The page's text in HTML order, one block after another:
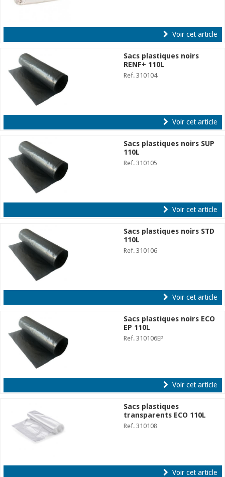
Voir cet article
Sacs plastiques noirs
RENF+ 110L
Ref. 310104
Voir cet article
Sacs plastiques noirs SUP
110L
Ref. 310105
Voir cet article
Sacs plastiques noirs STD
110L
Ref. 310106
Voir cet article
Sacs plastiques noirs ECO
EP 110L
Ref. 310106EP
Voir cet article
Sacs plastiques
transparents ECO 110L
Ref. 310108
Voir cet article